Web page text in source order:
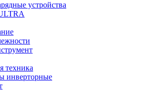
устройства
техника
инверторные